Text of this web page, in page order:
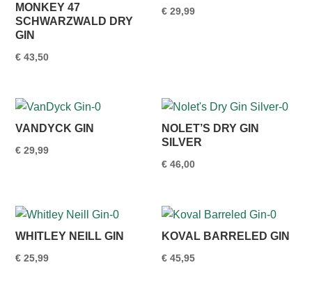
MONKEY 47
SCHWARZWALD DRY
GIN
€ 43,50
€ 29,99
VANDYCK GIN
€ 29,99
NOLET’S DRY GIN
SILVER
€ 46,00
WHITLEY NEILL GIN
€ 25,99
KOVAL BARRELED GIN
€ 45,95